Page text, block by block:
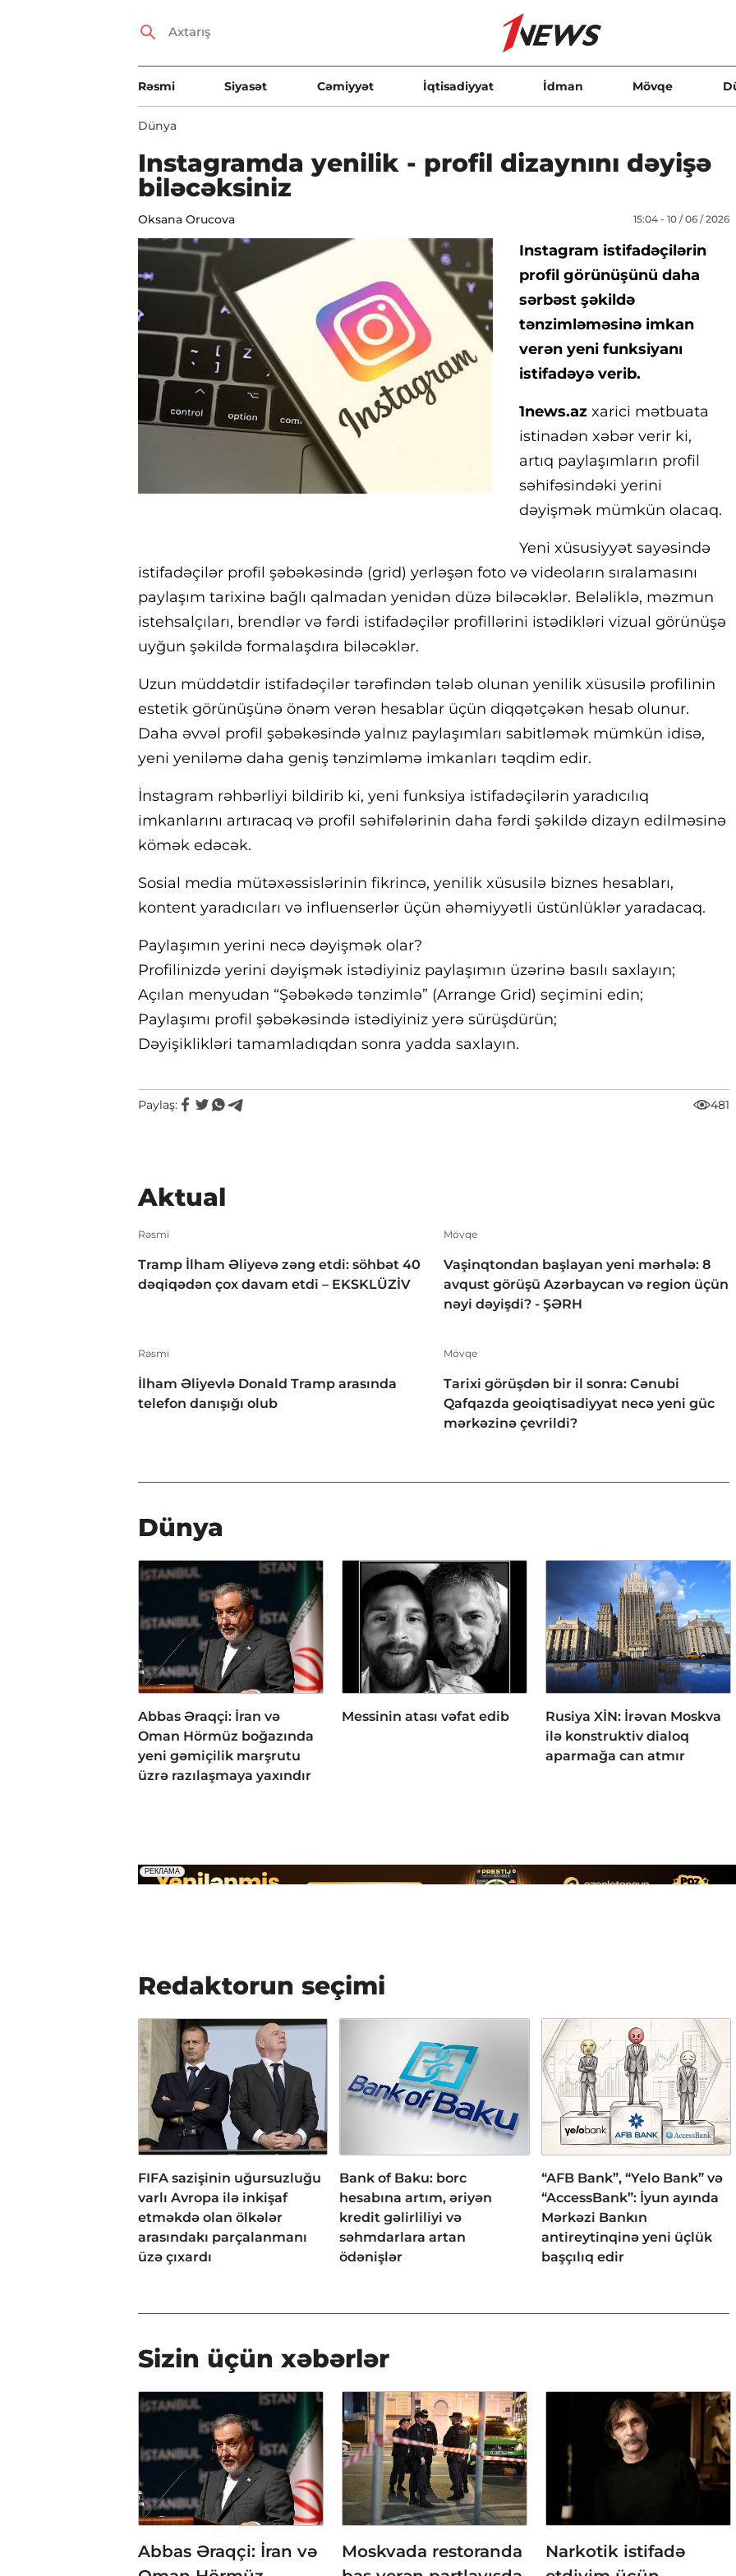
Rəsmi Siyasət Cəmiyyət İqtisadiyyat İdman Mövqe
Dünya
Instagramda yenilik - profil dizaynını dəyişə
biləcəksiniz
Oksana Orucova 15:04 - 10 / 06 / 2026
Instagram istifadəçilərin
profil görünüşünü daha
sərbəst şəkildə
tənzimləməsinə imkan
verən yeni funksiyanı
istifadəyə verib.
1news.az xarici mətbuata
istinadən xəbər verir ki,
artıq paylaşımların profil
səhifəsindəki yerini
dəyişmək mümkün olacaq.
Yeni xüsusiyyət sayəsində
istifadəçilər profil şəbəkəsində (grid) yerləşən foto və videoların sıralamasını
paylaşım tarixinə bağlı qalmadan yenidən düzə biləcəklər. Beləliklə, məzmun
istehsalçıları, brendlər və fərdi istifadəçilər profillərini istədikləri vizual görünüşə
uyğun şəkildə formalaşdıra biləcəklər.
Uzun müddətdir istifadəçilər tərəfindən tələb olunan yenilik xüsusilə profilinin
estetik görünüşünə önəm verən hesablar üçün diqqətçəkən hesab olunur.
Daha əvvəl profil şəbəkəsində yalnız paylaşımları sabitləmək mümkün idisə,
yeni yeniləmə daha geniş tənzimləmə imkanları təqdim edir.
İnstagram rəhbərliyi bildirib ki, yeni funksiya istifadəçilərin yaradıcılıq
imkanlarını artıracaq və profil səhifələrinin daha fərdi şəkildə dizayn edilməsinə
kömək edəcək.
Sosial media mütəxəssislərinin fikrincə, yenilik xüsusilə biznes hesabları,
kontent yaradıcıları və influenserlər üçün əhəmiyyətli üstünlüklər yaradacaq.
Paylaşımın yerini necə dəyişmək olar?
Profilinizdə yerini dəyişmək istədiyiniz paylaşımın üzərinə basılı saxlayın;
Açılan menyudan “Şəbəkədə tənzimlə” (Arrange Grid) seçimini edin;
Paylaşımı profil şəbəkəsində istədiyiniz yerə sürüşdürün;
Dəyişiklikləri tamamladıqdan sonra yadda saxlayın.
Paylaş: 481
Aktual
Rəsmi
Tramp İlham Əliyevə zəng etdi: söhbət 40
dəqiqədən çox davam etdi – EKSKLÜZİV
Mövqe
Vaşinqtondan başlayan yeni mərhələ: 8
avqust görüşü Azərbaycan və region üçün
nəyi dəyişdi? - ŞƏRH
Rəsmi
İlham Əliyevlə Donald Tramp arasında
telefon danışığı olub
Mövqe
Tarixi görüşdən bir il sonra: Cənubi
Qafqazda geoiqtisadiyyat necə yeni güc
mərkəzinə çevrildi?
Dünya
Abbas Əraqçi: İran və
Oman Hörmüz boğazında
yeni gəmiçilik marşrutu
üzrə razılaşmaya yaxındır
Messinin atası vəfat edib
Rusiya XİN: İrəvan Moskva
ilə konstruktiv dialoq
aparmağa can atmır
Redaktorun seçimi
FIFA sazişinin uğursuzluğu
varlı Avropa ilə inkişaf
etməkdə olan ölkələr
arasındakı parçalanmanı
üzə çıxardı
Bank of Baku: borc
hesabına artım, əriyən
kredit gəlirliliyi və
səhmdarlara artan
ödənişlər
“AFB Bank”, “Yelo Bank” və
“AccessBank”: İyun ayında
Mərkəzi Bankın
antireytinqinə yeni üçlük
başçılıq edir
Sizin üçün xəbərlər
Abbas Əraqçi: İran və
Moskvada restoranda
Narkotik istifadə